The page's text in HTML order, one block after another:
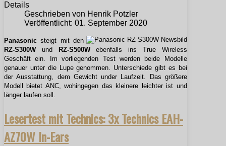
Details
Geschrieben von Henrik Potzler
Veröffentlicht: 01. September 2020
Panasonic steigt mit den
RZ-S300Wund RZ-S500Webenfalls ins True Wireless
Geschäft ein. Im vorliegenden Test werden beide Modelle
genauer unter die Lupe genommen. Unterschiede gibt es bei
der Ausstattung, dem Gewicht under Laufzeit. Das größere
Modell bietet ANC, wohingegen das kleinere leichter ist und
länger laufen soll.
Lesertest mit Technics: 3x Technics EAH-
AZ70W In-Ears